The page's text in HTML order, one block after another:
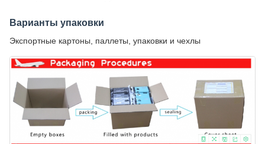
Варианты упаковки
Экспортные картоны, паллеты, упаковки и чехлы